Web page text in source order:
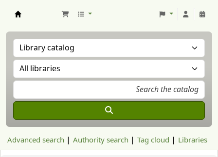
Advanced search Authority search Tag cloud Libraries